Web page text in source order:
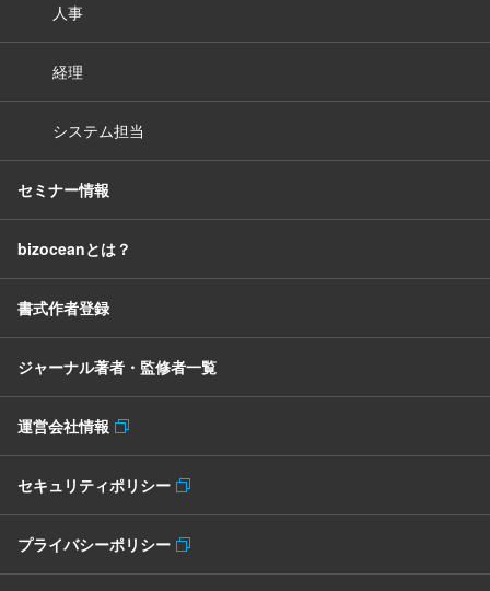
人事
経理
システム担当
セミナー情報
bizoceanとは？
書式作者登録
ジャーナル著者・監修者一覧
運営会社情報
セキュリティポリシー
プライバシーポリシー